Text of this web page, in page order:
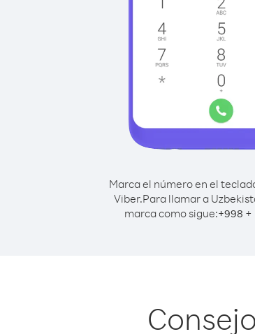
Marca el número en el
Viber.Para llamar a
marca como sigue:+998 +